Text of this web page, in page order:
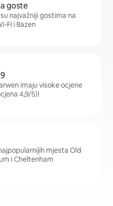
goste
najvažniji gostima na
Fi i Bazen
imaju visoke ocjene
4,9/5)!
mjesta Old
i Cheltenham